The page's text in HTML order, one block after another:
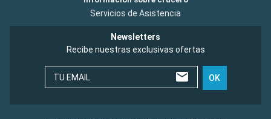
Servicios de Asistencia
Newsletters
Recibe nuestras exclusivas ofertas
TU EMAIL OK